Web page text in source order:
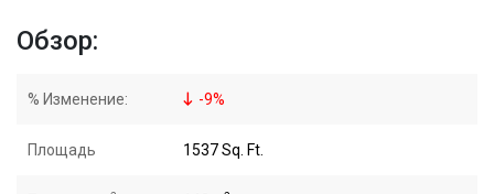
Обзор:
% Изменение: -9%
Площадь 1537 Sq. Ft.